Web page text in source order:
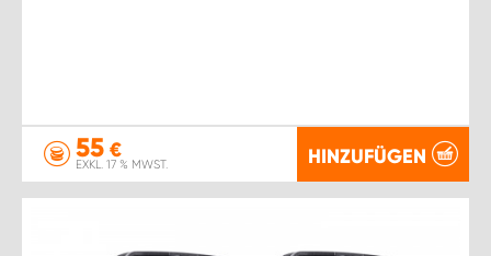
55 €
EXKL. 17 % MWST. HINZUFÜGEN